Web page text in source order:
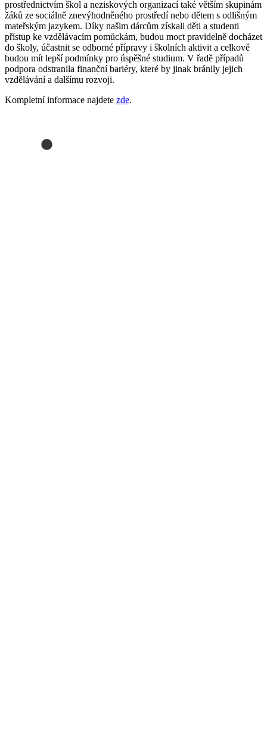
prostřednictvím škol a neziskových organizací také větším skupinám
žáků ze sociálně znevýhodněného prostředí nebo dětem s odlišným
mateřským jazykem. Díky našim dárcům získali děti a studenti
přístup ke vzdělávacím pomůckám, budou moct pravidelně docházet
do školy, účastnit se odborné přípravy i školních aktivit a celkově
budou mít lepší podmínky pro úspěšné studium. V řadě případů
podpora odstranila finanční bariéry, které by jinak bránily jejich
vzdělávání a dalšímu rozvoji.
Kompletní informace najdete zde.